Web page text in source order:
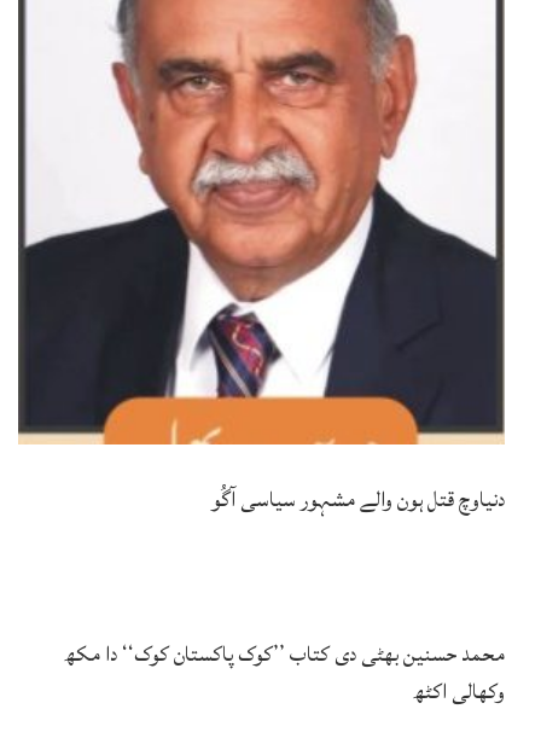
دنیاوچ قتل ہون والے مشہور سیاسی آگُو
محمد حسنین بھٹی دی کتاب ’’کوک پاکستان کوک‘‘ دا مکھ
وکھالی اکٹھ